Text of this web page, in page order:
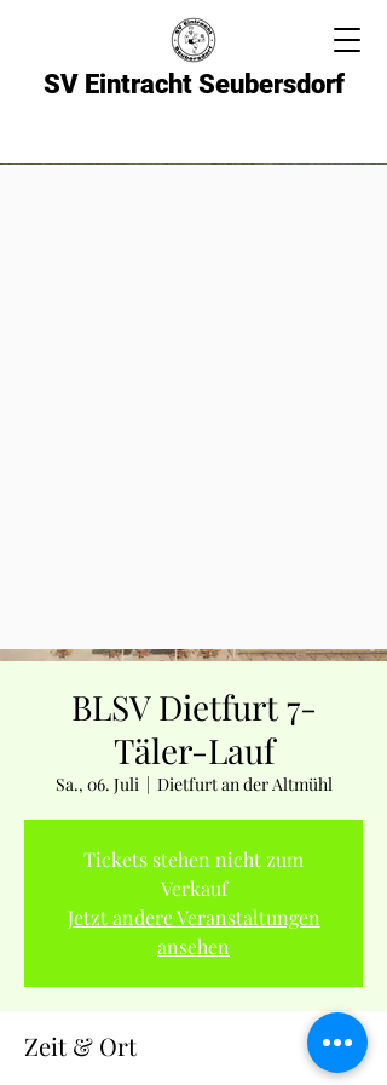
SV Eintracht Seubersdorf
BLSV Dietfurt 7-
Täler-Lauf
Sa., 06. Juli
  |
Dietfurt an der Altmühl
Tickets stehen nicht zum
Verkauf
Jetzt andere Veranstaltungen
ansehen
Zeit & Ort